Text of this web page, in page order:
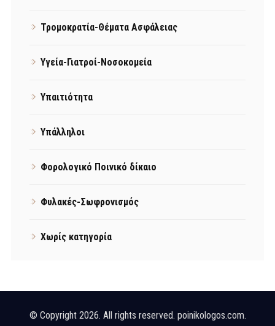
Τρομοκρατία-Θέματα Ασφάλειας
Υγεία-Γιατροί-Νοσοκομεία
Υπαιτιότητα
Υπάλληλοι
Φορολογικό Ποινικό δίκαιο
Φυλακές-Σωφρονισμός
Χωρίς κατηγορία
© Copyright 2026. All rights reserved. poinikologos.com.